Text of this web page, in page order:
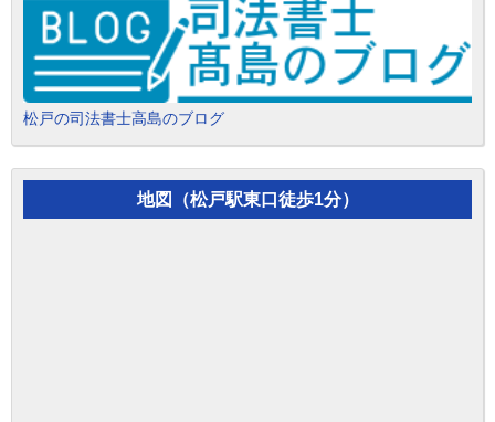
松戸の司法書士高島のブログ
地図（松戸駅東口徒歩1分）